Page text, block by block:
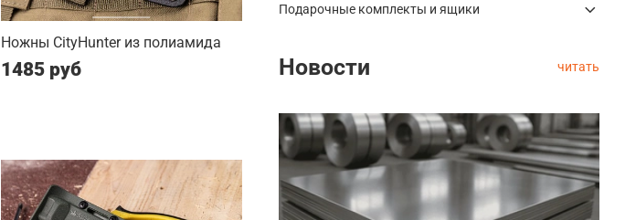
Ножны CityHunter из полиамида
1485 руб
Подарочные комплекты и ящики
Новости читать